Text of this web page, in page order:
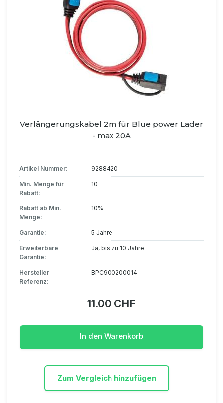
Verlängerungskabel 2m für Blue power Lader
- max 20A
Artikel Nummer: 9288420
Min. Menge für
Rabatt:
10
Rabatt ab Min.
Menge:
10%
Garantie: 5 Jahre
Erweiterbare
Garantie:
Ja, bis zu 10 Jahre
Hersteller
Referenz:
BPC900200014
11.00 CHF
In den Warenkorb
Zum Vergleich hinzufügen